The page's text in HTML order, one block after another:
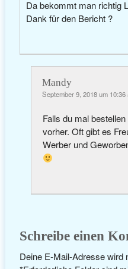
Da bekommt man richtig
Dank für den Bericht ?
Mandy
September 9, 2018 um 10:36
Falls du mal
vorher. Oft gibt es
Werber und
Schreibe einen
Deine E-Mail-Adresse wird